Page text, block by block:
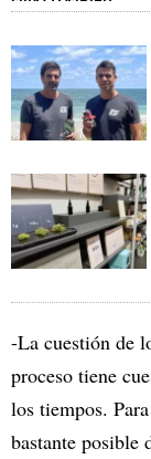
-La cuestión de
proceso tiene
los tiempos.
bastante posible